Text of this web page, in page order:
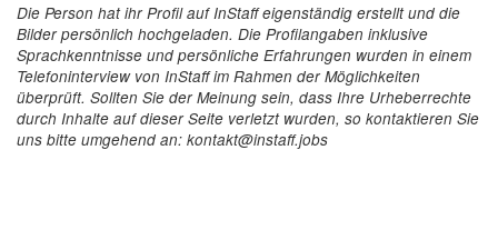
Die Person hat ihr Profil auf InStaff eigenständig erstellt und die
Bilder persönlich hochgeladen. Die Profilangaben inklusive
Sprachkenntnisse und persönliche Erfahrungen wurden in einem
Telefoninterview von InStaff im Rahmen der Möglichkeiten
überprüft. Sollten Sie der Meinung sein, dass Ihre Urheberrechte
durch Inhalte auf dieser Seite verletzt wurden, so kontaktieren Sie
uns bitte umgehend an: kontakt@instaff.jobs